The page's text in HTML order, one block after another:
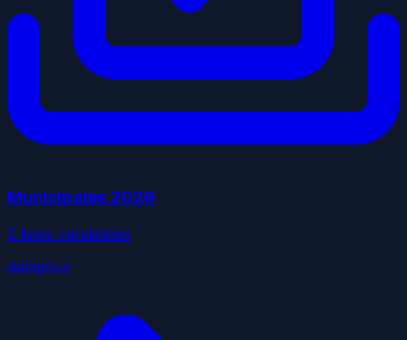
Municipales 2026
2 listes candidates
datagouv